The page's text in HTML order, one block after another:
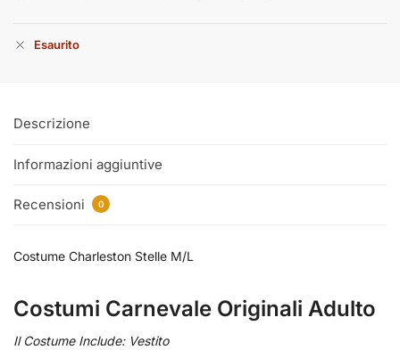
Esaurito
Descrizione
Informazioni aggiuntive
Recensioni 0
Costume Charleston Stelle M/L
Costumi Carnevale Originali Adulto
Il Costume Include: Vestito